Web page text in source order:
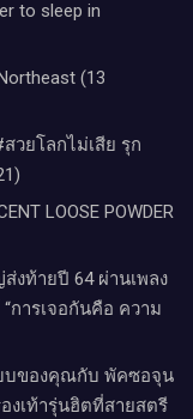
to sleep in
(13
วยโลกไม่เสีย รุก
LOOSE POWDER
งท้ายปี 64 ผ่านเพลง
การเจอกันคือ ความ
บของคุณกับ พัคซอจุน
งเท้ารุ่นฮิตที่สายสตรี